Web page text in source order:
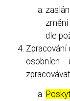
dle
Zpracování
osobních